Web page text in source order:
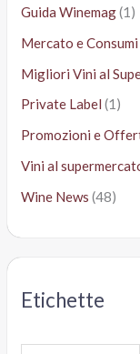
Guida Winemag(1)
Mercato e Consumi
Migliori Vini al
Private Label (1)
Promozioni e
Vini al
Wine News (48)
Etichette